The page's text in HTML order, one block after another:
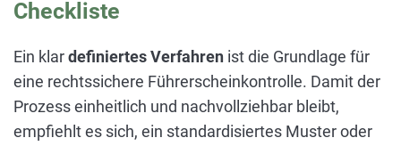
Checkliste
Ein klardefiniertes Verfahren ist die Grundlage für
eine rechtssichere Führerscheinkontrolle. Damit der
Prozess einheitlich und nachvollziehbar bleibt,
empfiehlt es sich, ein standardisiertes Muster oder